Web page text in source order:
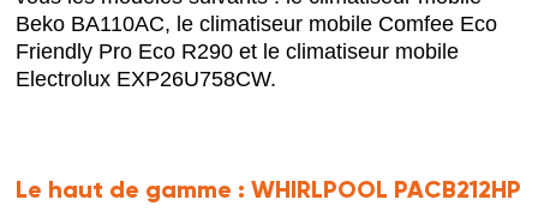
Beko BA110AC, le climatiseur mobile Comfee Eco
Friendly Pro Eco R290 et le climatiseur mobile
Electrolux EXP26U758CW.
Le haut de gamme :WHIRLPOOL PACB212HP